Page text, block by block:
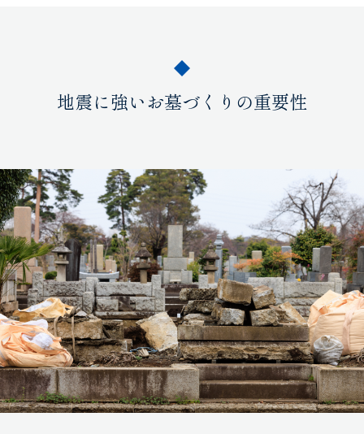
地震に強いお墓づくりの重要性